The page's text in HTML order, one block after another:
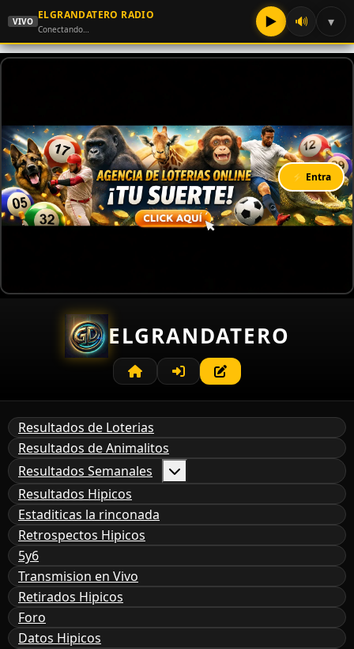
VIVO
ELGRANDATERO RADIO
Conectando… ▶ 🔊 ▾
⚡ Entra
ELGRANDATERO
Resultados de Loterias
Resultados de Animalitos
Resultados Semanales
Resultados Hipicos
Estaditicas la rinconada
Retrospectos Hipicos
5y6
Transmision en Vivo
Retirados Hipicos
Foro
Datos Hipicos